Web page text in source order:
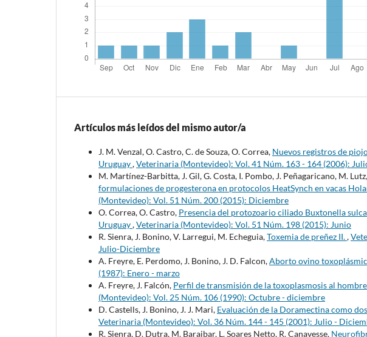
Artículos más leídos del mismo autor/a
J. M. Venzal, O. Castro, C. de Souza, O. Correa, Nuevos registros de
Uruguay,Veterinaria (Montevideo): Vol. 41 Núm. 163 - 164 (2006):
M. Martínez-Barbitta, J. Gil, G. Costa, I. Pombo, J. Peñagaricano, M.
formulaciones de progesterona en protocolos HeatSynch en vacas
(Montevideo): Vol. 51 Núm. 200 (2015): Diciembre
O. Correa, O. Castro, Presencia del protozoario ciliado Buxtonella
Uruguay,Veterinaria (Montevideo): Vol. 51 Núm. 198 (2015): Junio
R. Sienra, J. Bonino, V. Larregui, M. Echeguia,Toxemia de preñez II.,
Julio-Diciembre
A. Freyre, E. Perdomo, J. Bonino, J. D. Falcon,Aborto ovino
(1987): Enero - marzo
A. Freyre, J. Falcón, Perfil de transmisión de la toxoplasmosis al
(Montevideo): Vol. 25 Núm. 106 (1990): Octubre - diciembre
D. Castells, J. Bonino, J. J. Mari, Evaluación de la Doramectina como
Veterinaria (Montevideo): Vol. 36 Núm. 144 - 145 (2001): Julio -
R. Sienra, D. Dutra, M. Baraibar, L. Soares Netto, R. Canavesse,